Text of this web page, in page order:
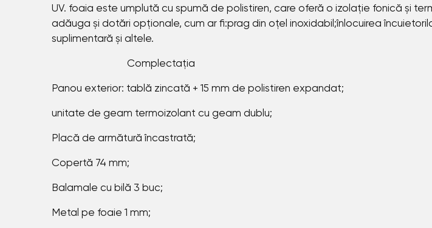
UV. foaia este umplută cu spumă de polistiren, care oferă o izolație fonică și
adăuga și dotări opționale, cum ar fi:prag din oțel inoxidabil;înlocuirea
suplimentară și altele.
Complectația
Panou exterior: tablă zincată + 15 mm de polistiren expandat;
unitate de geam termoizolant cu geam dublu;
Placă de armătură încastrată;
Copertă 74 mm;
Balamale cu bilă 3 buc;
Metal pe foaie 1 mm;